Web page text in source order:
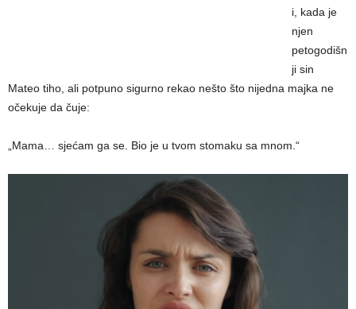
i, kada je
njen
petogodišn
ji sin
Mateo tiho, ali potpuno sigurno rekao nešto što nijedna majka ne
očekuje da čuje:
„Mama… sjećam ga se. Bio je u tvom stomaku sa mnom.“